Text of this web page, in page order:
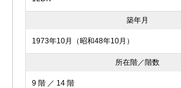
築年月
1973年10月（昭和48年10月）
所在階／階数
9 階 ／ 14 階